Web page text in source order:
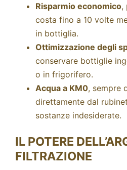
Risparmio economico,
costa fino a 10 volte
in bottiglia.
Ottimizzazione degli
conservare bottiglie
o in frigorifero.
Acqua a KM0, sempre
direttamente dal
sostanze indesiderate.
IL POTERE
FILTRAZIONE